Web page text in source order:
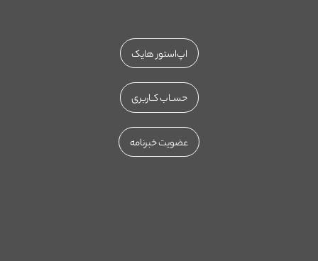
اپ‌استور هایک
حســاب کــاربری
عضویت خبرنامه